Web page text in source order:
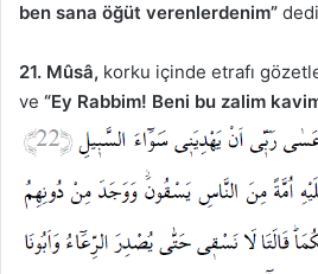
ben sana öğüt verenlerdenim”
21. Mûsâ, korku içinde etrafı
ve “Ey Rabbim! Beni bu zalim